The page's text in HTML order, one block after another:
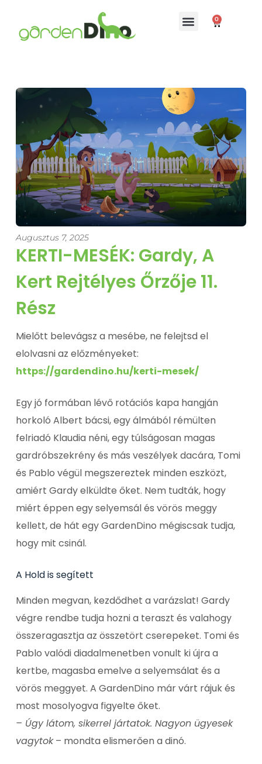
0
Augusztus 7, 2025
KERTI-MESÉK: Gardy, A
Kert Rejtélyes Őrzője 11.
Rész
Mielőtt belevágsz a mesébe, ne felejtsd el
elolvasni az előzményeket:
https://gardendino.hu/kerti-mesek/
Egy jó formában lévő rotációs kapa hangján
horkoló Albert bácsi, egy álmából rémülten
felriadó Klaudia néni, egy túlságosan magas
gardróbszekrény és más veszélyek dacára, Tomi
és Pablo végül megszereztek minden eszközt,
amiért Gardy elküldte őket. Nem tudták, hogy
miért éppen egy selyemsál és vörös meggy
kellett, de hát egy GardenDino mégiscsak tudja,
hogy mit csinál.
A Hold is segített
Minden megvan, kezdődhet a varázslat! Gardy
végre rendbe tudja hozni a teraszt és valahogy
összeragasztja az összetört cserepeket. Tomi és
Pablo valódi diadalmenetben vonult ki újra a
kertbe, magasba emelve a selyemsálat és a
vörös meggyet. A GardenDino már várt rájuk és
most mosolyogva figyelte őket.
– Úgy látom, sikerrel jártatok. Nagyon ügyesek
vagytok– mondta elismerően a dinó.